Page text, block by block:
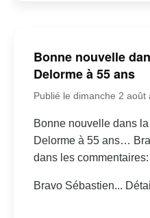
Bonne nouvelle
Delorme à 55 ans
Publié le dimanche 2 août
Bonne nouvelle dans
Delorme à 55 ans…
dans les commentaires:
Bravo Sébastien...